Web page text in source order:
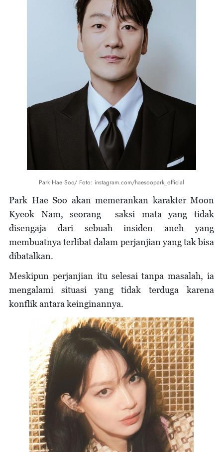
Park Hae Soo/ Foto: instagram.com/haesoopark_official
Park Hae Soo akan memerankan karakter Moon
Kyeok Nam, seorang saksi mata yang tidak
disengaja dari sebuah insiden aneh yang
membuatnya terlibat dalam perjanjian yang tak bisa
dibatalkan.
Meskipun perjanjian itu selesai tanpa masalah, ia
mengalami situasi yang tidak terduga karena
konflik antara keinginannya.